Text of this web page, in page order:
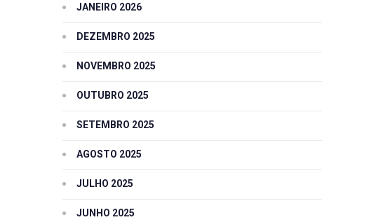
JANEIRO 2026
DEZEMBRO 2025
NOVEMBRO 2025
OUTUBRO 2025
SETEMBRO 2025
AGOSTO 2025
JULHO 2025
JUNHO 2025